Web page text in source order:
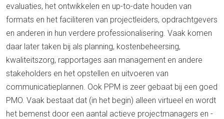
evaluaties, het ontwikkelen en up-to-date houden van
formats en het faciliteren van projectleiders, opdrachtgevers
en anderen in hun verdere professionalisering. Vaak komen
daar later taken bij als planning, kostenbeheersing,
kwaliteitszorg, rapportages aan management en andere
stakeholders en het opstellen en uitvoeren van
communicatieplannen. Ook PPM is zeer gebaat bij een goed
PMO. Vaak bestaat dat (in het begin) alleen virtueel en wordt
het bemenst door een aantal actieve projectmanagers en -